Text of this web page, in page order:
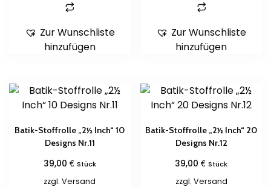
Zur Wunschliste
hinzufügen
Zur Wunschliste
hinzufügen
Batik-Stoffrolle „2½ Inch“ 10
Designs Nr.11
39,00 € Stück
zzgl.Versand
Batik-Stoffrolle „2½ Inch“ 20
Designs Nr.12
39,00€ Stück
zzgl. Versand